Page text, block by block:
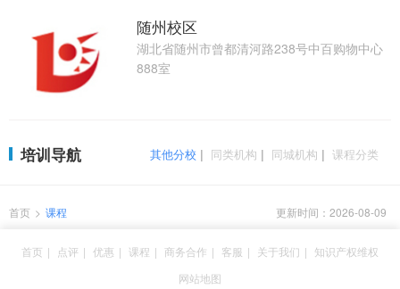
随州校区
湖北省随州市曾都清河路238号中百购物中心
888室
其他分校 | 同类机构 | 同城机构 | 课程分类
培训导航
首页 > 课程 更新时间：2026-08-09
首页 | 点评 | 优惠 | 课程 | 商务合作 | 客服 | 关于我们 | 知识产权维权
网站地图